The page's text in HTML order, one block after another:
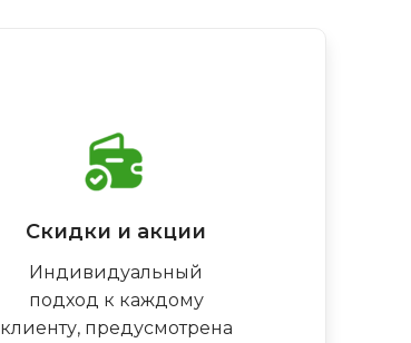
Скидки и акции
Индивидуальный
подход к каждому
клиенту, предусмотрена